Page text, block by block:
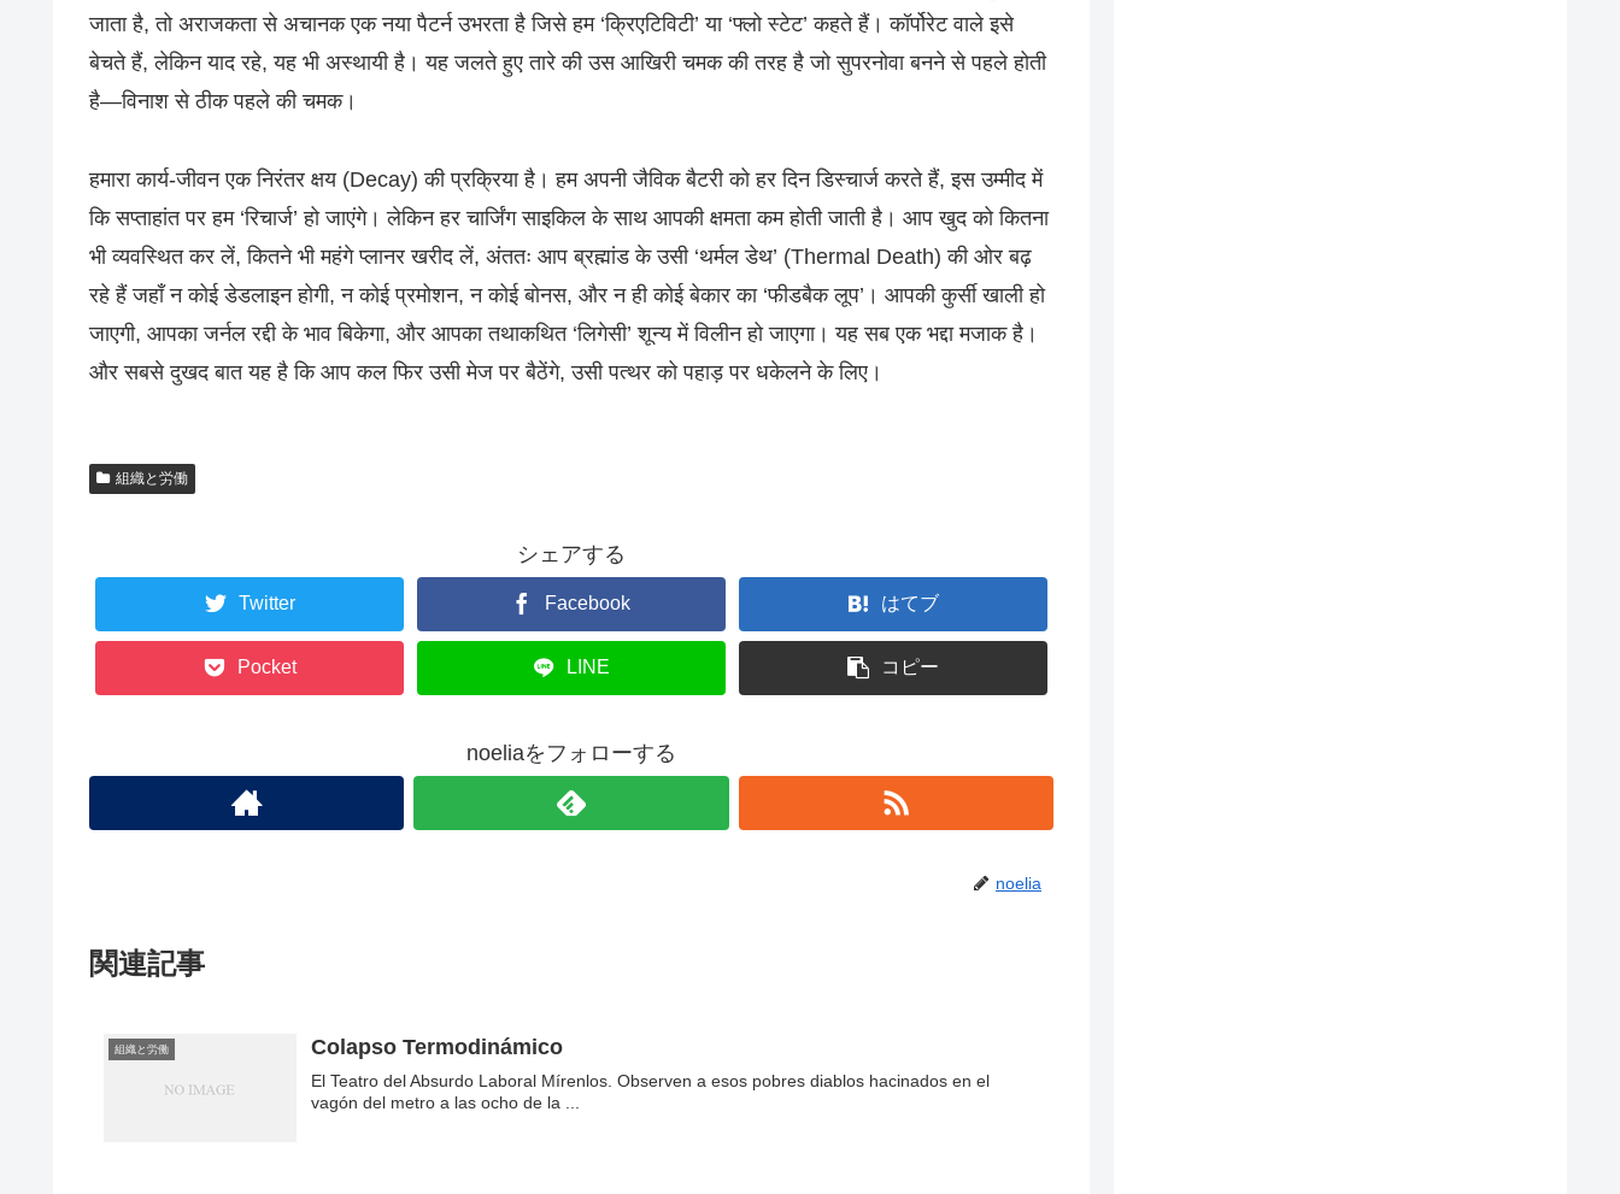
जाता है, तो अराजकता से अचानक एक नया पैटर्न उभरता है जिसे हम ‘क्रिएटिविटी’ या ‘फ्लो स्टेट’ कहते हैं। कॉर्पोरेट वाले इसे
बेचते हैं, लेकिन याद रहे, यह भी अस्थायी है। यह जलते हुए तारे की उस आखिरी चमक की तरह है जो सुपरनोवा बनने से पहले होती
है—विनाश से ठीक पहले की चमक।
हमारा कार्य-जीवन एक निरंतर क्षय (Decay) की प्रक्रिया है। हम अपनी जैविक बैटरी को हर दिन डिस्चार्ज करते हैं, इस उम्मीद में
कि सप्ताहांत पर हम ‘रिचार्ज’ हो जाएंगे। लेकिन हर चार्जिंग साइकिल के साथ आपकी क्षमता कम होती जाती है। आप खुद को कितना
भी व्यवस्थित कर लें, कितने भी महंगे प्लानर खरीद लें, अंततः आप ब्रह्मांड के उसी ‘थर्मल डेथ’ (Thermal Death) की ओर बढ़
रहे हैं जहाँ न कोई डेडलाइन होगी, न कोई प्रमोशन, न कोई बोनस, और न ही कोई बेकार का ‘फीडबैक लूप’। आपकी कुर्सी खाली हो
जाएगी, आपका जर्नल रद्दी के भाव बिकेगा, और आपका तथाकथित ‘लिगेसी’ शून्य में विलीन हो जाएगा। यह सब एक भद्दा मजाक है।
और सबसे दुखद बात यह है कि आप कल फिर उसी मेज पर बैठेंगे, उसी पत्थर को पहाड़ पर धकेलने के लिए।
組織と労働
シェアする
Twitter Facebook はてブ
Pocket LINE コピー
noeliaをフォローする
noelia
関連記事
組織と労働 Colapso Termodinámico
El Teatro del Absurdo Laboral Mírenlos. Observen a esos pobres diablos hacinados en el
vagón del metro a las ocho de la ...